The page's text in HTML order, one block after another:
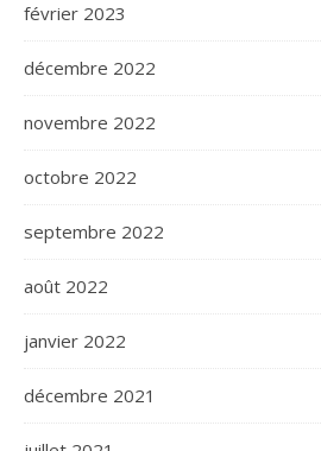
février 2023
décembre 2022
novembre 2022
octobre 2022
septembre 2022
août 2022
janvier 2022
décembre 2021